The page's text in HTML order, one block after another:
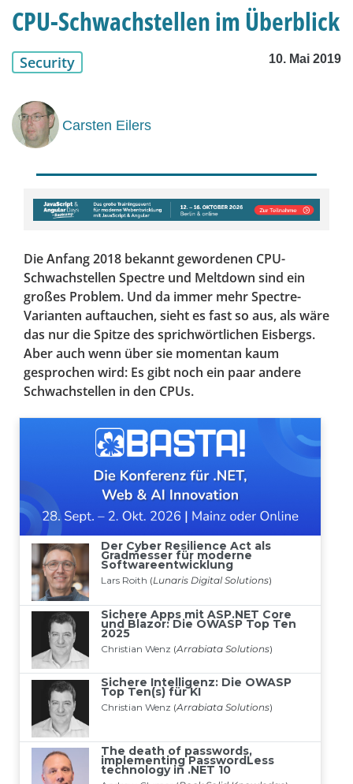
CPU-Schwachstellen im Überblick
Security 10. Mai 2019
Carsten Eilers
Die Anfang 2018 bekannt gewordenen CPU-
Schwachstellen Spectre und Meltdown sind ein
großes Problem. Und da immer mehr Spectre-
Varianten auftauchen, sieht es fast so aus, als wäre
das nur die Spitze des sprichwörtlichen Eisbergs.
Aber auch wenn über sie momentan kaum
gesprochen wird: Es gibt noch ein paar andere
Schwachstellen in den CPUs.